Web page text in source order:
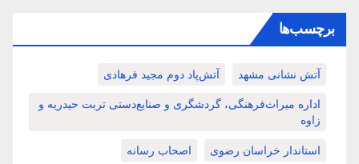
برچسب‌ها
آتش نشانی مشهد آتش‌پاد دوم مجید فرهادی
اداره میراث‌فرهنگی، گردشگری و صنایع‌دستی تربت حیدریه و
زاوه
استاندار خراسان رضوی اصحاب رسانه